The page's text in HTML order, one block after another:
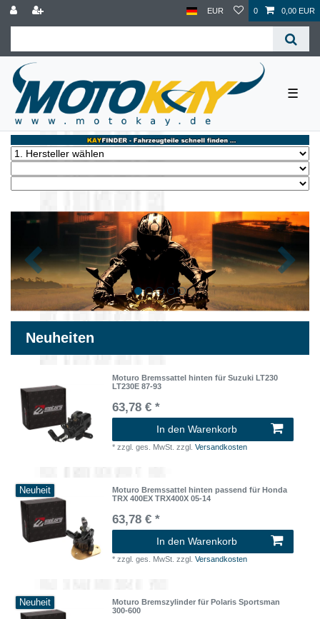
EUR 0 0,00 EUR
☰
Zurück
Neuheiten
Moturo Bremssattel hinten für Suzuki LT230
LT230E 87-93
63,78 € *
In den Warenkorb
*zzgl. ges. MwSt. zzgl.Versandkosten
Neuheit
Moturo Bremssattel hinten passend für Honda
TRX 400EX TRX400X 05-14
63,78 € *
In den Warenkorb
*zzgl. ges. MwSt. zzgl.Versandkosten
Neuheit
Moturo Bremszylinder für Polaris Sportsman
300-600